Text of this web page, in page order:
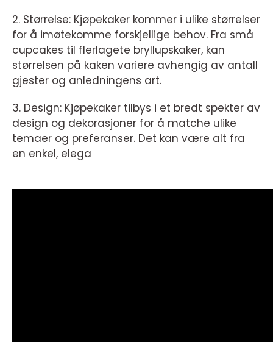
2. Størrelse: Kjøpekaker kommer i ulike størrelser
for å imøtekomme forskjellige behov. Fra små
cupcakes til flerlagete bryllupskaker, kan
størrelsen på kaken variere avhengig av antall
gjester og anledningens art.
3. Design: Kjøpekaker tilbys i et bredt spekter av
design og dekorasjoner for å matche ulike
temaer og preferanser. Det kan være alt fra
en enkel, elega